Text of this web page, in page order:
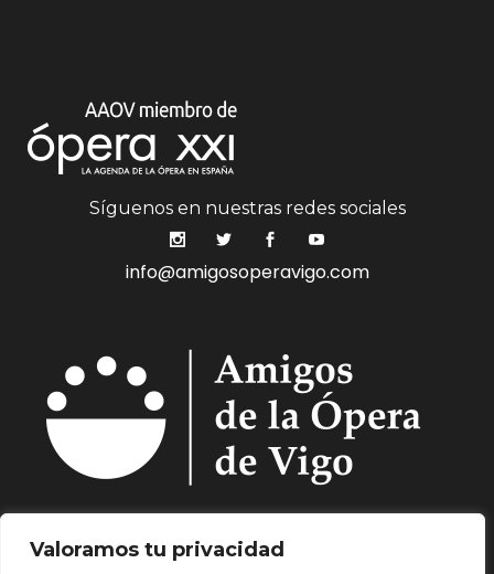
Valoramos tu privacidad
Síguenos en nuestras redes sociales
info@amigosoperavigo.com
Quiénes Somos. Asóciate.